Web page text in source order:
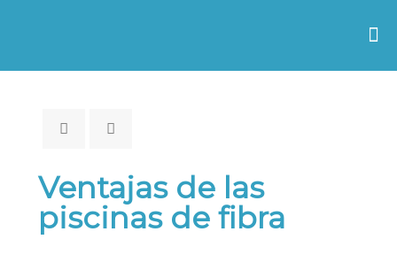
Ventajas de las
piscinas de fibra